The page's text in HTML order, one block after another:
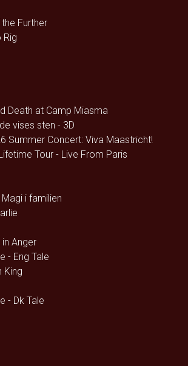
Further
Rig
Death at Camp Miasma
vises sten - 3D
Summer Concert: Viva Maastricht!
Tour - Live From Paris
i familien
Anger
- Eng Tale
King
- Dk Tale